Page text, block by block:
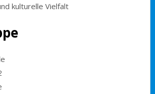
kulturelle Vielfalt